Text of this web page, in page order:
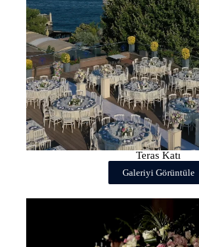
Teras Katı
Galeriyi Görüntüle